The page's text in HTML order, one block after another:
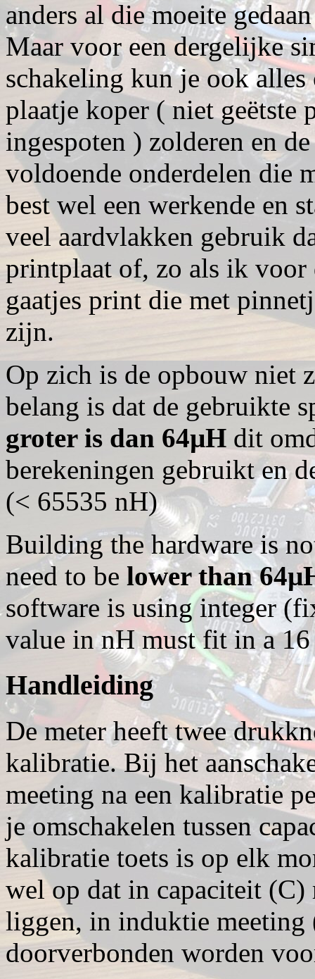
anders al die moeite
Maar voor een dergelijke
schakeling kun je ook alles
plaatje koper ( niet geëtste
ingespoten ) zolderen en
voldoende onderdelen die
best wel een werkende en
veel aardvlakken gebruik
printplaat of, zo als ik voor
gaatjes print die met
zijn.
Op zich is de opbouw niet
belang is dat de gebruikte
groter is dan 64µH dit
berekeningen gebruikt en
(< 65535 nH)
Building the hardware is
need to be lower than
software is using integer
value in nH must fit in a
Handleiding
De meter heeft twee
kalibratie. Bij het
meeting na een kalibratie
je omschakelen tussen
kalibratie toets is op elk
wel op dat in capaciteit (C)
liggen, in induktie meeting
doorverbonden worden